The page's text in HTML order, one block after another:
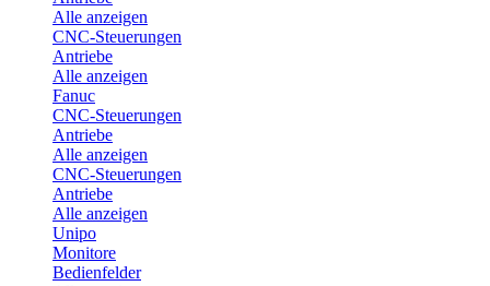
Alle anzeigen
CNC-Steuerungen
Antriebe
Alle anzeigen
Fanuc
CNC-Steuerungen
Antriebe
Alle anzeigen
CNC-Steuerungen
Antriebe
Alle anzeigen
Unipo
Monitore
Bedienfelder